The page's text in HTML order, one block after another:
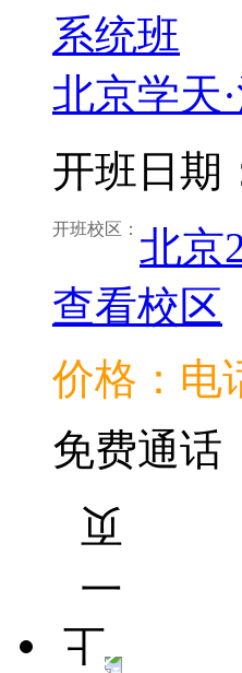
北京学天
开班日期
开班校区： 北京
查看校区
价格：电
免费通话